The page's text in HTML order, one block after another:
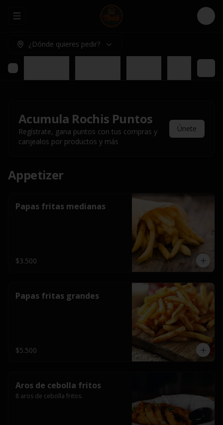
Abrir menu de navegación Login
¿Dónde quieres pedir?
Rochis Burgers
Acumula Rochis Puntos
Regístrate, gana puntos con tus compras y
canjealos por productos y más
Únete
Appetizer
Papas fritas medianas
$3.500
Papas fritas grandes
$5.500
Aros de cebolla fritos
8 aros de cebolla fritos.